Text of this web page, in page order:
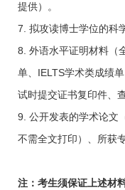
提供）。
7. 拟攻读博士学位的科
8. 外语水平证明材料（
单、 IELTS学术类成绩
试时提交证书复印件、
9. 公开发表的学术论文
不需全文打印）、所获
注：考生须保证上述材